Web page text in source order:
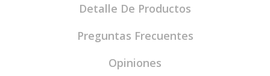
Detalle De Productos
Preguntas Frecuentes
Opiniones